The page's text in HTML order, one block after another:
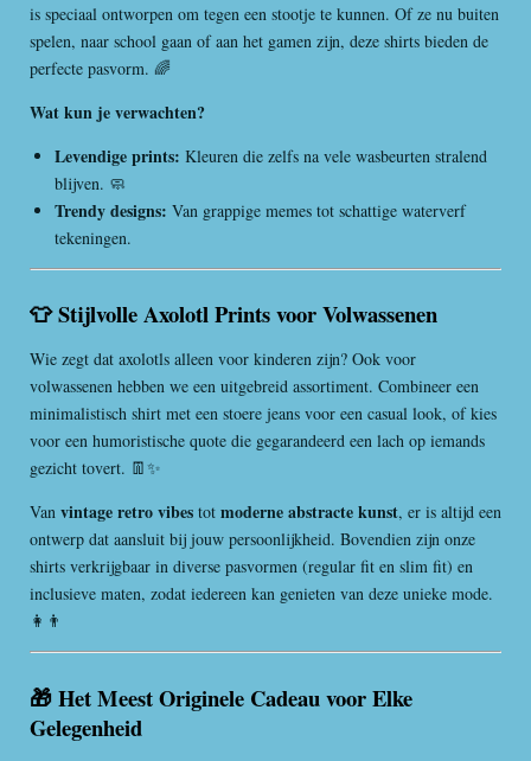
is speciaal ontworpen om tegen een stootje te kunnen. Of ze nu buiten
spelen, naar school gaan of aan het gamen zijn, deze shirts bieden de
perfecte pasvorm. 🌈
Wat kun je verwachten?
Levendige prints: Kleuren die zelfs na vele wasbeurten stralend
blijven. 🧼
Trendy designs: Van grappige memes tot schattige waterverf
tekeningen.
👕 Stijlvolle Axolotl Prints voor Volwassenen
Wie zegt dat axolotls alleen voor kinderen zijn? Ook voor
volwassenen hebben we een uitgebreid assortiment. Combineer een
minimalistisch shirt met een stoere jeans voor een casual look, of kies
voor een humoristische quote die gegarandeerd een lach op iemands
gezicht tovert. 👖✨
Van vintage retro vibes tot moderne abstracte kunst, er is altijd een
ontwerp dat aansluit bij jouw persoonlijkheid. Bovendien zijn onze
shirts verkrijgbaar in diverse pasvormen (regular fit en slim fit) en
inclusieve maten, zodat iedereen kan genieten van deze unieke mode.
👩👨
🎁 Het Meest Originele Cadeau voor Elke
Gelegenheid